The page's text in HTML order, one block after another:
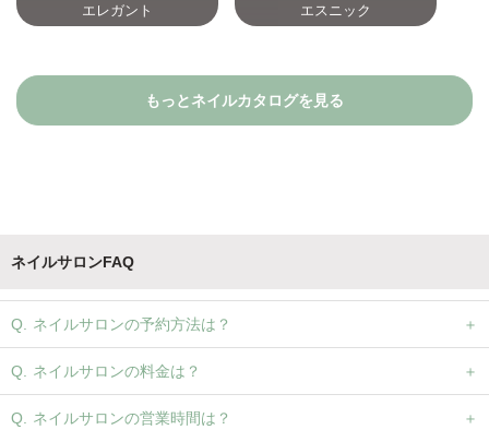
エレガント エスニック
もっとネイルカタログを見る
ネイルサロンFAQ
ネイルサロンの予約方法は？
ネイルサロンの料金は？
ネイルサロンの営業時間は？